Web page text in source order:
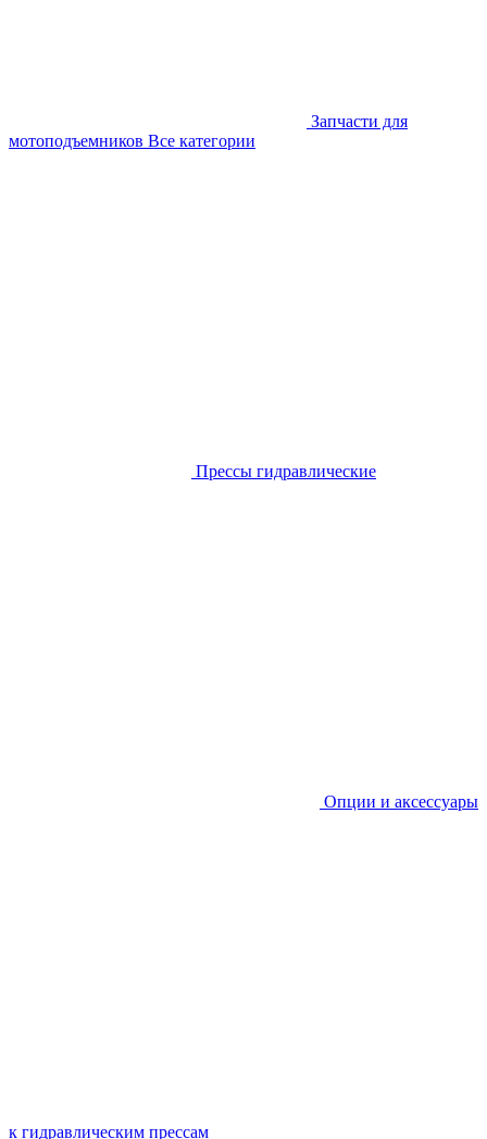
Запчасти для
мотоподъемников Все категории
Прессы гидравлические
Опции и аксессуары
к гидравлическим прессам